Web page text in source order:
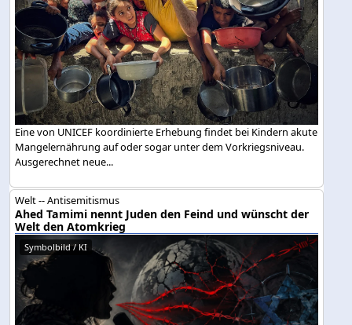
Eine von UNICEF koordinierte Erhebung findet bei Kindern akute
Mangelernährung auf oder sogar unter dem Vorkriegsniveau.
Ausgerechnet neue...
Welt -- Antisemitismus
Ahed Tamimi nennt Juden den Feind und wünscht der
Welt den Atomkrieg
Symbolbild / KI